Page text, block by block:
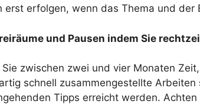
erst erfolgen, wenn das Thema und
und Pausen indem Sie
zwischen zwei und vier Monaten
schnell zusammengestellte
Tipps erreicht werden.